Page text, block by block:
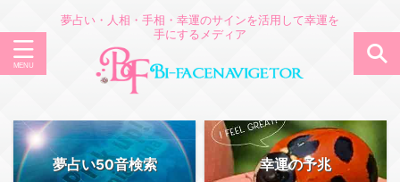
夢占い・人相・手相・幸運のサインを活用して幸運を
手にするメディア
夢占い50音検索 幸運の予兆